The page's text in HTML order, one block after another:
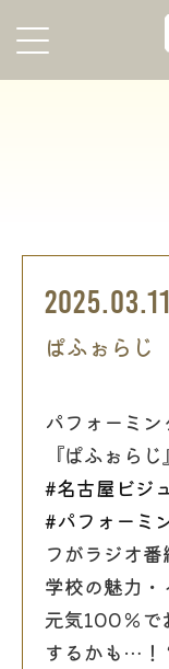
2025.03.11
ぱふぉらじ
パフォーミ
『ぱふぉらじ』
#名古屋ビジ
#パフォーミ
フがラジオ番
学校の魅力
元気100％で
するかも…！